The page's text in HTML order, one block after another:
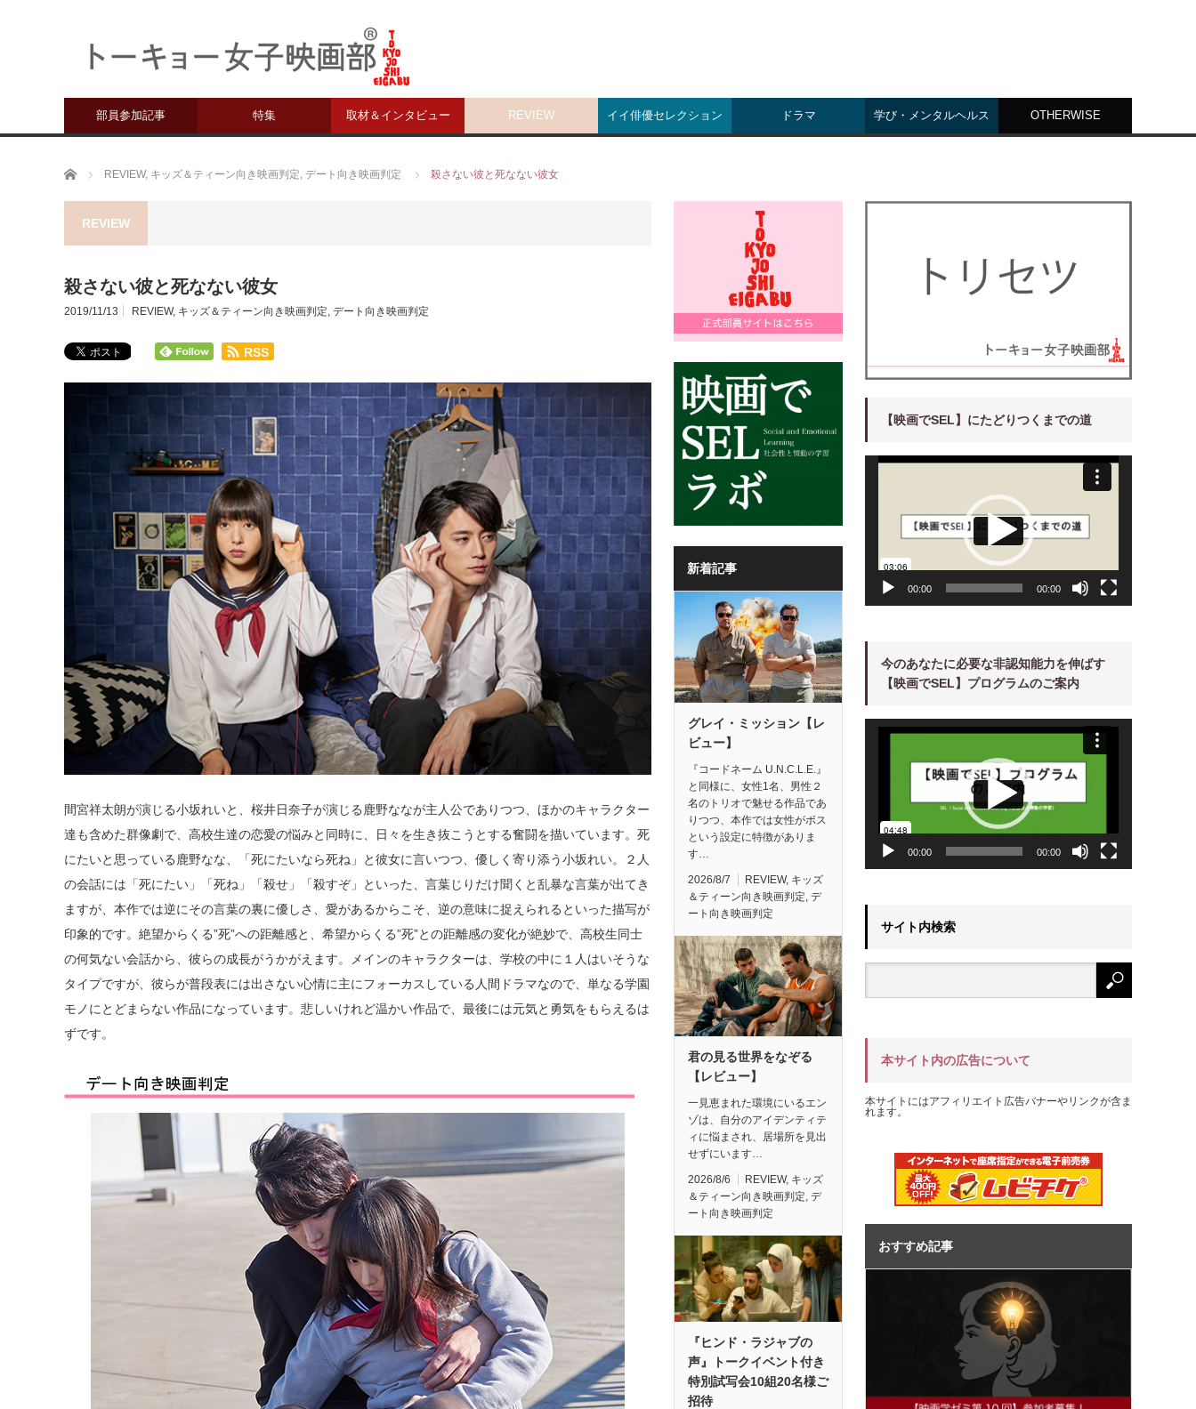
部員参加記事 特集 取材＆インタビュー REVIEW イイ俳優セレクション ドラマ 学び・メンタルヘルス OTHERWISE
ホーム REVIEW, キッズ＆ティーン向き映画判定, デート向き映画判定 殺さない彼と死なない彼女
REVIEW
殺さない彼と死なない彼女
2019/11/13 REVIEW, キッズ＆ティーン向き映画判定, デート向き映画判定
RSS
間宮祥太朗が演じる小坂れいと、桜井日奈子が演じる鹿野ななが主人公でありつつ、ほかのキャラクター
達も含めた群像劇で、高校生達の恋愛の悩みと同時に、日々を生き抜こうとする奮闘を描いています。死
にたいと思っている鹿野なな、「死にたいなら死ね」と彼女に言いつつ、優しく寄り添う小坂れい。２人
の会話には「死にたい」「死ね」「殺せ」「殺すぞ」といった、言葉じりだけ聞くと乱暴な言葉が出てき
ますが、本作では逆にその言葉の裏に優しさ、愛があるからこそ、逆の意味に捉えられるといった描写が
印象的です。絶望からくる”死”への距離感と、希望からくる”死”との距離感の変化が絶妙で、高校生同士
の何気ない会話から、彼らの成長がうかがえます。メインのキャラクターは、学校の中に１人はいそうな
タイプですが、彼らが普段表には出さない心情に主にフォーカスしている人間ドラマなので、単なる学園
モノにとどまらない作品になっています。悲しいけれど温かい作品で、最後には元気と勇気をもらえるは
ずです。
新着記事
グレイ・ミッション【レ
ビュー】
『コードネーム U.N.C.L.E.』
と同様に、女性1名、男性２
名のトリオで魅せる作品であ
りつつ、本作では女性がボス
という設定に特徴がありま
す…
2026/8/7 REVIEW, キッズ
＆ティーン向き映画判定, デ
ート向き映画判定
君の見る世界をなぞる
【レビュー】
一見恵まれた環境にいるエン
ゾは、自分のアイデンティテ
ィに悩まされ、居場所を見出
せずにいます…
2026/8/6 REVIEW, キッズ
＆ティーン向き映画判定, デ
ート向き映画判定
『ヒンド・ラジャブの
声』トークイベント付き
特別試写会10組20名様ご
招待
【映画でSEL】にたどりつくまでの道
00:00 00:00
今のあなたに必要な非認知能力を伸ばす
【映画でSEL】プログラムのご案内
動
00:00 00:00
サイト内検索
本サイト内の広告について
本サイトにはアフィリエイト広告バナーやリンクが含ま
れます。
おすすめ記事